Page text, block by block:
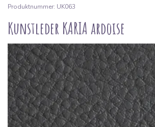
Produktnummer: UK063
Kunstleder KARIA ardoise